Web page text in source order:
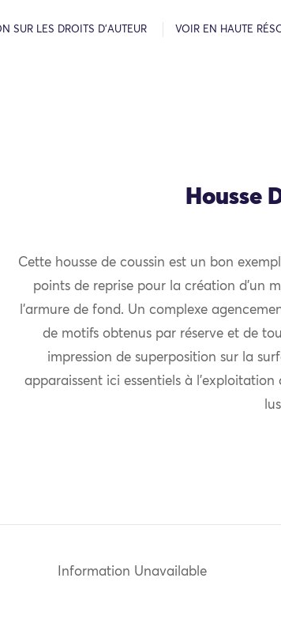
SUR LES DROITS D’AUTEUR VOIR EN HAUTE
Housse
Cette housse de coussin est un bon
points de reprise pour la création d’un
l’armure de fond. Un complexe
de motifs obtenus par réserve et de
impression de superposition sur la
apparaissent ici essentiels à
Information Unavailable